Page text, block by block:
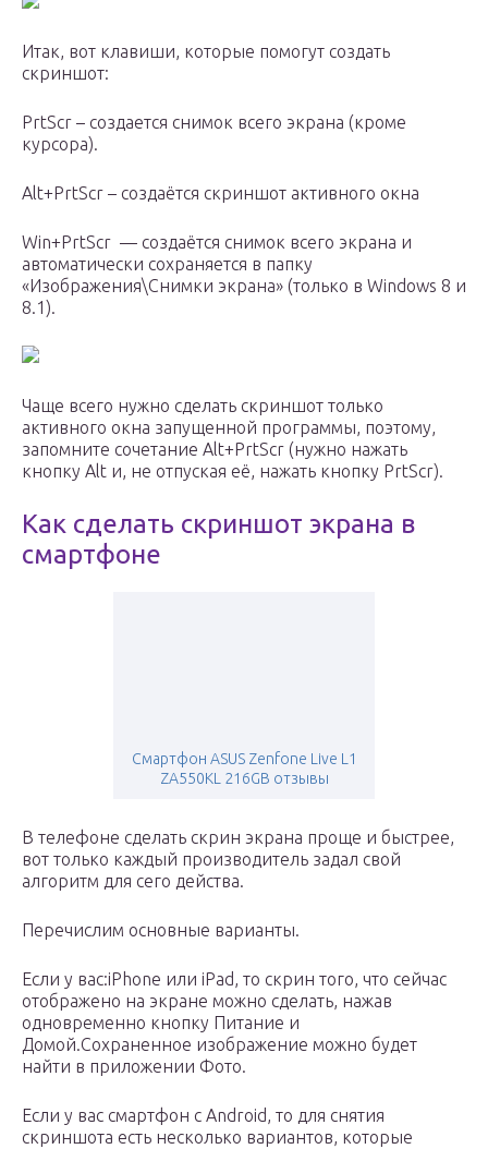
Итак, вот клавиши, которые помогут создать
скриншот:
PrtScr – создается снимок всего экрана (кроме
курсора).
Alt+PrtScr – создаётся скриншот активного окна
Win+PrtScr — создаётся снимок всего экрана и
автоматически сохраняется в папку
«Изображения\Снимки экрана» (только в Windows 8 и
8.1).
Чаще всего нужно сделать скриншот только
активного окна запущенной программы, поэтому,
запомните сочетание Alt+PrtScr (нужно нажать
кнопку Alt и, не отпуская её, нажать кнопку PrtScr).
Как сделать скриншот экрана в
смартфоне
Смартфон ASUS Zenfone Live L1
ZA550KL 216GB отзывы
В телефоне сделать скрин экрана проще и быстрее,
вот только каждый производитель задал свой
алгоритм для сего действа.
Перечислим основные варианты.
Если у вас:iPhone или iPad, то скрин того, что сейчас
отображено на экране можно сделать, нажав
одновременно кнопку Питание и
Домой.Сохраненное изображение можно будет
найти в приложении Фото.
Если у вас смартфон с Android, то для снятия
скриншота есть несколько вариантов, которые